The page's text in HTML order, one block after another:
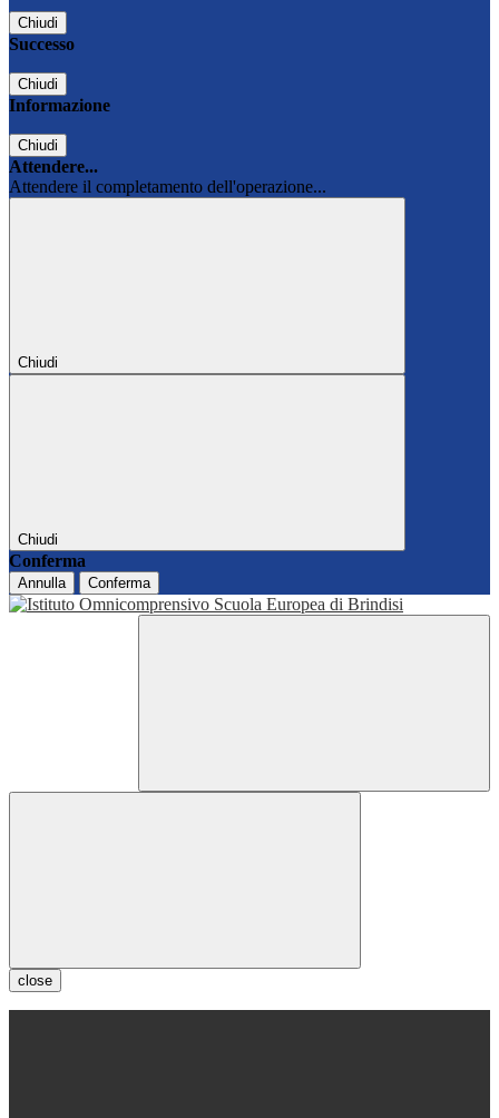
Chiudi
Successo
Chiudi
Informazione
Chiudi
Attendere...
Attendere il completamento dell'operazione...
Chiudi
Chiudi
Conferma
Annulla Conferma
close